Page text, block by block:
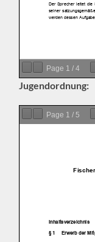
Page 1 /4
Jugendordnung:
Page 1 /5